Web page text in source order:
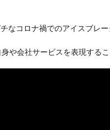
なコロナ禍でのアイスブレー
や会社サービスを表現する